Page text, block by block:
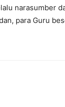
narasumber
para Guru